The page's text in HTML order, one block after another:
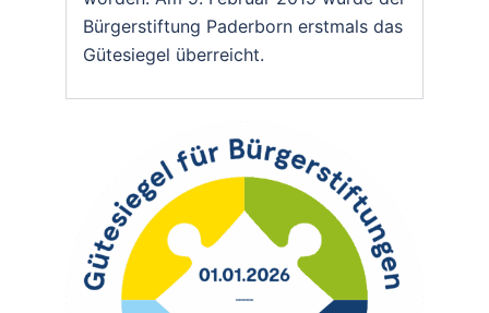
Bürgerstiftung Paderborn erstmals das
Gütesiegel überreicht.